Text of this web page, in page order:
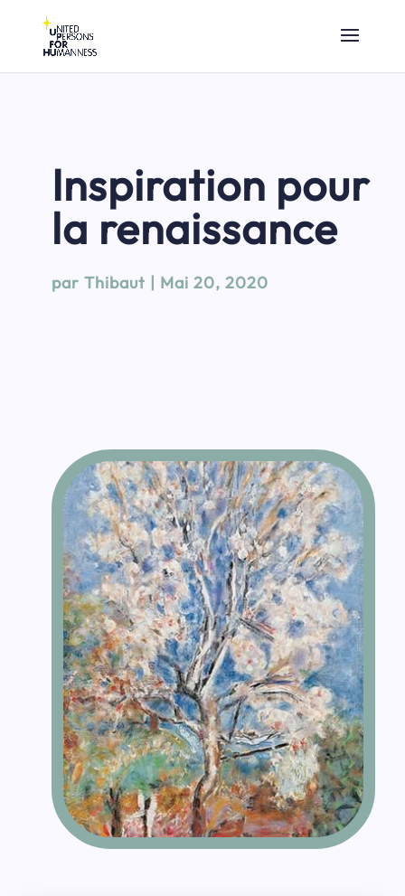
Inspiration pour
la renaissance
par Thibaut | Mai 20, 2020